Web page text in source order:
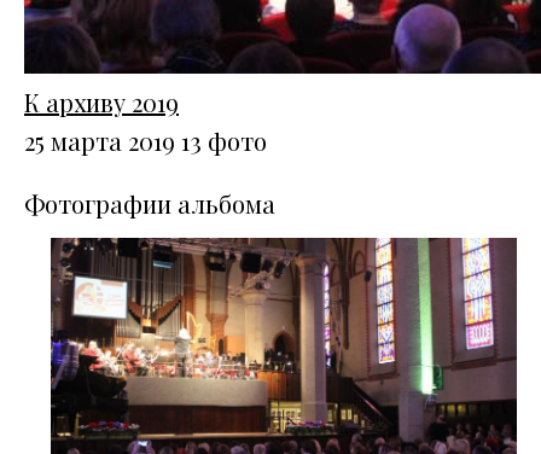
К архиву 2019
25 марта 2019 13 фото
Фотографии альбома